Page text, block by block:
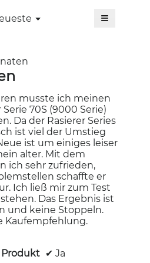
▼
Menü ≡
der
unten
Inhalt
aktualisiert
musste ich meinen
70S (9000 Serie)
Da der Rasierer Series
ist viel der Umstieg
ist um einiges leiser
alter. Mit dem
ich sehr zufrieden,
schaffte er
Ich ließ mir zum Test
Das Ergebnis ist
und keine Stoppeln.
Kaufempfehlung.
✔ Ja